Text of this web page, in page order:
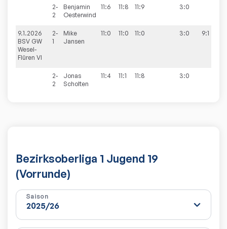
2-
2
Benjamin
Oesterwind
11:6 11:8 11:9 3:0
9.1.2026
BSV GW
Wesel-
Flüren VI
2-
1
Mike
Jansen
11:0 11:0 11:0 3:0 9:1
2-
2
Jonas
Scholten
11:4 11:1 11:8 3:0
Bezirksoberliga 1 Jugend 19
(Vorrunde)
Saison